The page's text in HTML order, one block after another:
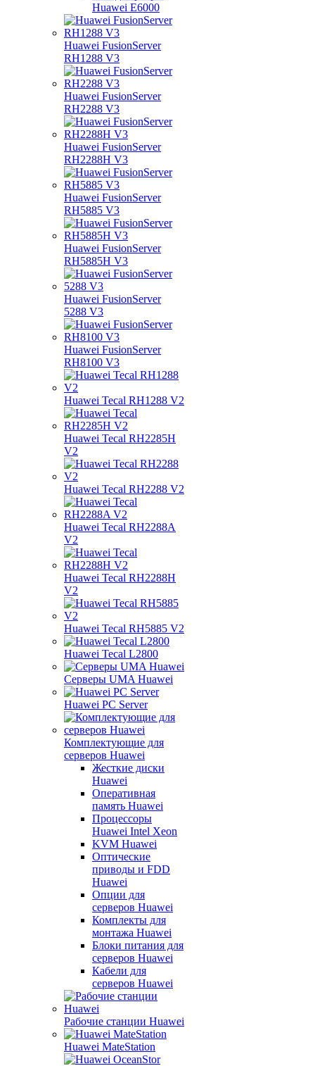
Huawei E6000
Huawei FusionServer
RH1288 V3
Huawei FusionServer
RH2288 V3
Huawei FusionServer
RH2288H V3
Huawei FusionServer
RH5885 V3
Huawei FusionServer
RH5885H V3
Huawei FusionServer
5288 V3
Huawei FusionServer
RH8100 V3
Huawei Tecal RH1288 V2
Huawei Tecal RH2285H
V2
Huawei Tecal RH2288 V2
Huawei Tecal RH2288A
V2
Huawei Tecal RH2288H
V2
Huawei Tecal RH5885 V2
Huawei Tecal L2800
Серверы UMA Huawei
Huawei PC Server
Комплектующие для
серверов Huawei
Жесткие диски
Huawei
Оперативная
память Huawei
Процессоры
Huawei Intel Xeon
KVM Huawei
Оптические
приводы и FDD
Huawei
Опции для
серверов Huawei
Комплекты для
монтажа Huawei
Блоки питания для
серверов Huawei
Кабели для
серверов Huawei
Рабочие станции Huawei
Huawei MateStation